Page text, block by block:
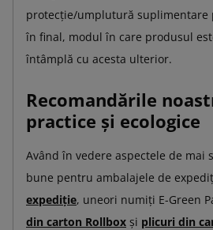
protecție/umplutură suplimentare
în final, modul în care produsul
întâmplă cu acesta ulterior.
Recomandările
practice și ecologice
Având în vedere aspectele de mai
bune pentru ambalajele de
expediție, uneori numiți E-Green
din carton Rollbox și plicuri din